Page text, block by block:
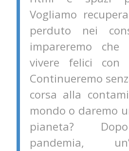
Vogliamo
perduto nei
impareremo
vivere felici con
Continueremo
corsa alla
mondo o daremo
pianeta?
pandemia,